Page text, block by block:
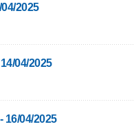
2025
04/2025
16/04/2025